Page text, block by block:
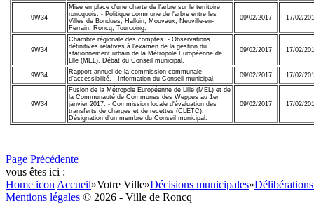
9W34
Mise en place d'une charte de l'arbre sur le territoire
roncquois. - Politique commune de l'arbre entre les
Villes de Bondues, Halluin, Mouvaux, Neuville-en-
Ferrain, Roncq, Tourcoing.
09/02/2017 17/02/
9W34
Chambre régionale des comptes. - Observations
définitives relatives à l'examen de la gestion du
stationnement urbain de la Métropole Européenne de
Llle (MEL). Débat du Conseil municipal.
09/02/2017 17/02/
9W34
Rapport annuel de la commission communale
d'accessibilité. - Information du Conseil municipal.
09/02/2017 17/02/
9W34
Fusion de la Métropole Européenne de Lille (MEL) et de
la Communauté de Communes des Weppes au 1er
janvier 2017. - Commission locale d'évaluation des
transferts de charges et de recettes (CLETC).
Désignation d'un membre du Conseil municipal.
09/02/2017 17/02/
Page Précédente
vous êtes ici :
Home icon Accueil»Votre Ville»Décisions municipales»
Mentions légales © 2026 - Ville de Roncq